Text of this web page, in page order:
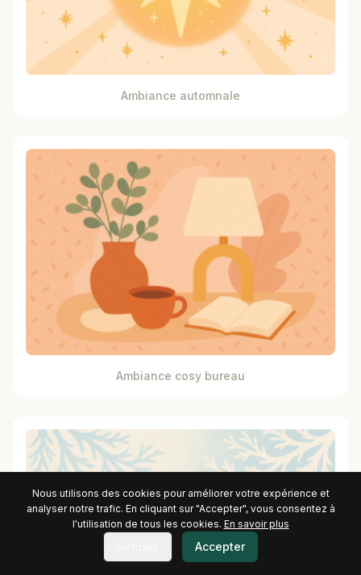
Ambiance automnale
Ambiance cosy bureau
Nous utilisons des cookies pour améliorer votre expérience et
analyser notre trafic. En cliquant sur "Accepter", vous consentez à
l'utilisation de tous les cookies. En savoir plus
Accepter